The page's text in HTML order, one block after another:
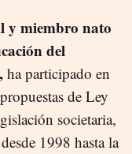
y miembro nato
del
ha participado en
de Ley
societaria,
1998 hasta la